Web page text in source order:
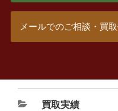
メールでのご相談・買
買取実績